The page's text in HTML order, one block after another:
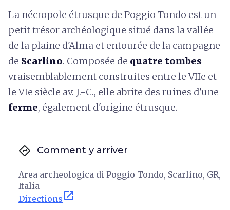
La nécropole étrusque de Poggio Tondo est un
petit trésor archéologique situé dans la vallée
de la plaine d'Alma et entourée de la campagne
de Scarlino. Composée de quatre tombes
vraisemblablement construites entre le VIIe et
le VIe siècle av. J.-C., elle abrite des ruines d'une
ferme, également d'origine étrusque.
directions Comment y arriver
Area archeologica di Poggio Tondo, Scarlino, GR,
Italia
Directions open_in_new